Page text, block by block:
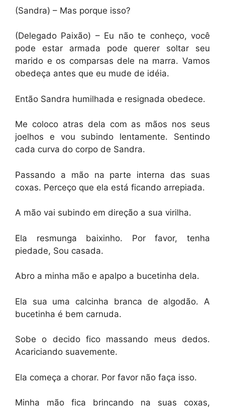
(Sandra) – Mas porque isso?
(Delegado Paixão) – Eu não te conheço, você
pode estar armada pode querer soltar seu
marido e os comparsas dele na marra. Vamos
obedeça antes que eu mude de idéia.
Então Sandra humilhada e resignada obedece.
Me coloco atras dela com as mãos nos seus
joelhos e vou subindo lentamente. Sentindo
cada curva do corpo de Sandra.
Passando a mão na parte interna das suas
coxas. Perceço que ela está ficando arrepiada.
A mão vai subindo em direção a sua virilha.
Ela resmunga baixinho. Por favor, tenha
piedade, Sou casada.
Abro a minha mão e apalpo a bucetinha dela.
Ela sua uma calcinha branca de algodão. A
bucetinha é bem carnuda.
Sobe o decido fico massando meus dedos.
Acariciando suavemente.
Ela começa a chorar. Por favor não faça isso.
Minha mão fica brincando na suas coxas,